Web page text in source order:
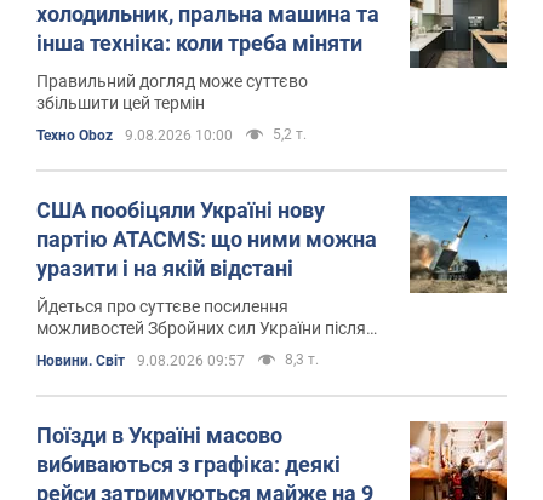
холодильник, пральна машина та
інша техніка: коли треба міняти
Правильний догляд може суттєво
збільшити цей термін
Техно Oboz 9.08.2026 10:00 5,2 т.
США пообіцяли Україні нову
партію ATACMS: що ними можна
уразити і на якій відстані
Йдеться про суттєве посилення
можливостей Збройних сил України після
тривалої перерви
Новини. Світ 9.08.2026 09:57 8,3 т.
Поїзди в Україні масово
вибиваються з графіка: деякі
рейси затримуються майже на 9